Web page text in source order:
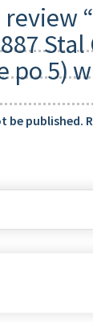
Stal
po 5)
be published.